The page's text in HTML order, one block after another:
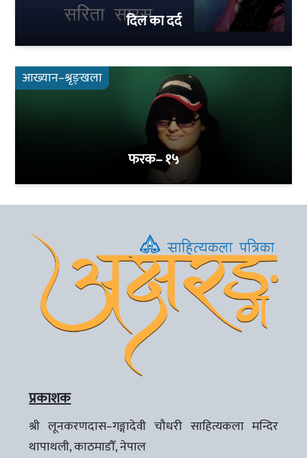
दिल का दर्द
आख्यान–श्रृङ्खला
फरक– १५
प्रकाशक
श्री लूनकरणदास–गङ्गादेवी चौधरी साहित्यकला मन्दिर
थापाथली, काठमाडौँ, नेपाल